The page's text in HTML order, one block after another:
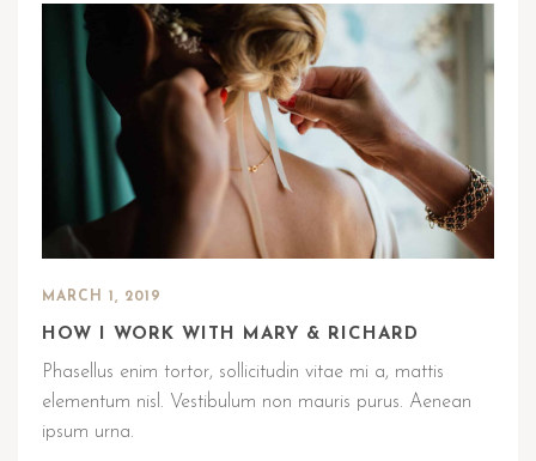
MARCH 1, 2019
HOW I WORK WITH MARY & RICHARD
Phasellus enim tortor, sollicitudin vitae mi a, mattis
elementum nisl. Vestibulum non mauris purus. Aenean
ipsum urna.